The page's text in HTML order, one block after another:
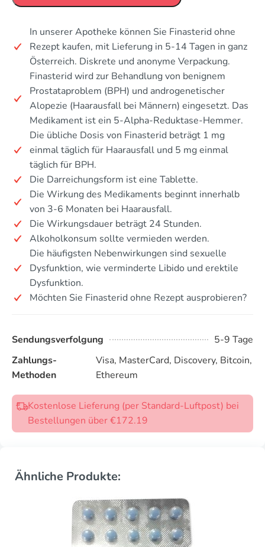
In unserer Apotheke können Sie Finasterid ohne
Rezept kaufen, mit Lieferung in 5-14 Tagen in ganz
Österreich. Diskrete und anonyme Verpackung.
Finasterid wird zur Behandlung von benignem
Prostataproblem (BPH) und androgenetischer
Alopezie (Haarausfall bei Männern) eingesetzt. Das
Medikament ist ein 5-Alpha-Reduktase-Hemmer.
Die übliche Dosis von Finasterid beträgt 1 mg
einmal täglich für Haarausfall und 5 mg einmal
täglich für BPH.
Die Darreichungsform ist eine Tablette.
Die Wirkung des Medikaments beginnt innerhalb
von 3-6 Monaten bei Haarausfall.
Die Wirkungsdauer beträgt 24 Stunden.
Alkoholkonsum sollte vermieden werden.
Die häufigsten Nebenwirkungen sind sexuelle
Dysfunktion, wie verminderte Libido und erektile
Dysfunktion.
Möchten Sie Finasterid ohne Rezept ausprobieren?
Sendungsverfolgung
5-9 Tage
Zahlungs-
Methoden
Visa, MasterCard, Discovery, Bitcoin,
Ethereum
Kostenlose Lieferung (per Standard-Luftpost) bei
Bestellungen über €172.19
Ähnliche Produkte: